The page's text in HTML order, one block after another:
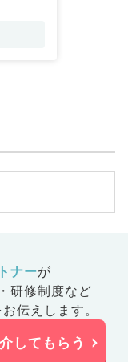
ナーが
研修制度など
伝えします。
してもらう